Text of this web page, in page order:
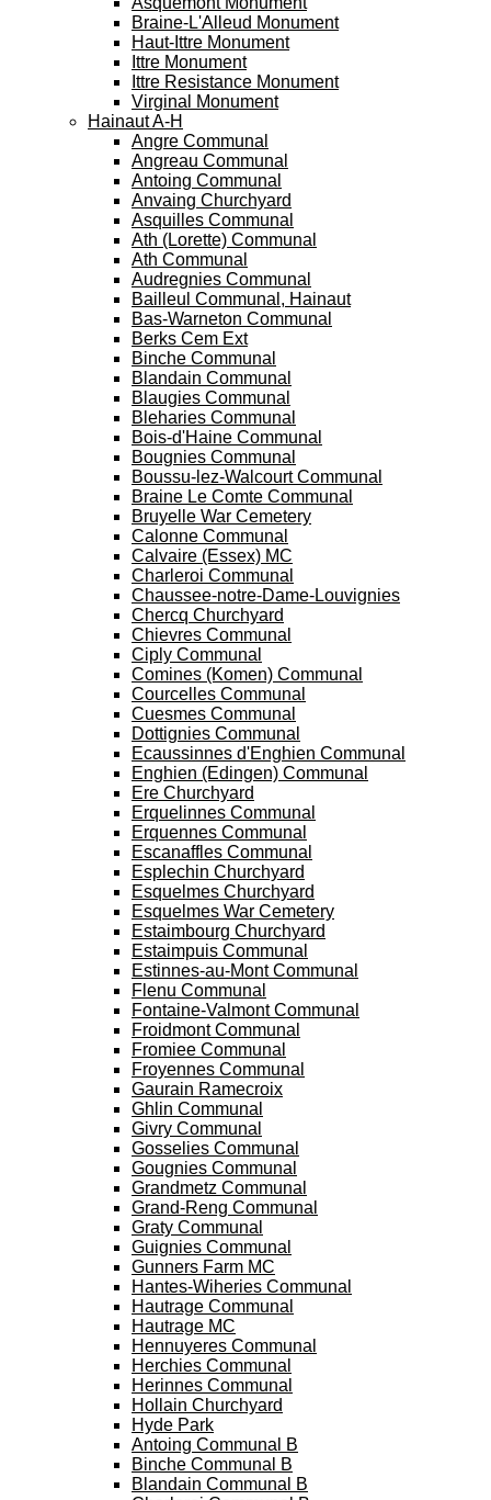
Braine-L'Alleud Monument
Haut-Ittre Monument
Ittre Monument
Ittre Resistance Monument
Virginal Monument
Hainaut A-H
Angre Communal
Angreau Communal
Antoing Communal
Anvaing Churchyard
Asquilles Communal
Ath (Lorette) Communal
Ath Communal
Audregnies Communal
Bailleul Communal, Hainaut
Bas-Warneton Communal
Berks Cem Ext
Binche Communal
Blandain Communal
Blaugies Communal
Bleharies Communal
Bois-d'Haine Communal
Bougnies Communal
Boussu-lez-Walcourt Communal
Braine Le Comte Communal
Bruyelle War Cemetery
Calonne Communal
Calvaire (Essex) MC
Charleroi Communal
Chaussee-notre-Dame-Louvignies
Chercq Churchyard
Chievres Communal
Ciply Communal
Comines (Komen) Communal
Courcelles Communal
Cuesmes Communal
Dottignies Communal
Ecaussinnes d'Enghien Communal
Enghien (Edingen) Communal
Ere Churchyard
Erquelinnes Communal
Erquennes Communal
Escanaffles Communal
Esplechin Churchyard
Esquelmes Churchyard
Esquelmes War Cemetery
Estaimbourg Churchyard
Estaimpuis Communal
Estinnes-au-Mont Communal
Flenu Communal
Fontaine-Valmont Communal
Froidmont Communal
Fromiee Communal
Froyennes Communal
Gaurain Ramecroix
Ghlin Communal
Givry Communal
Gosselies Communal
Gougnies Communal
Grandmetz Communal
Grand-Reng Communal
Graty Communal
Guignies Communal
Gunners Farm MC
Hantes-Wiheries Communal
Hautrage Communal
Hautrage MC
Hennuyeres Communal
Herchies Communal
Herinnes Communal
Hollain Churchyard
Hyde Park
Antoing Communal B
Binche Communal B
Blandain Communal B